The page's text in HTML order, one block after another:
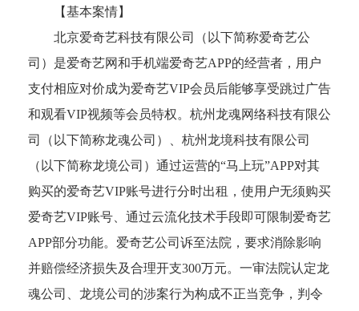
【基本案情】
北京爱奇艺科技有限公司（以下简称爱奇艺公
司）是爱奇艺网和手机端爱奇艺APP的经营者，用户
支付相应对价成为爱奇艺VIP会员后能够享受跳过广告
和观看VIP视频等会员特权。杭州龙魂网络科技有限公
司（以下简称龙魂公司）、杭州龙境科技有限公司
（以下简称龙境公司）通过运营的“马上玩”APP对其
购买的爱奇艺VIP账号进行分时出租，使用户无须购买
爱奇艺VIP账号、通过云流化技术手段即可限制爱奇艺
APP部分功能。爱奇艺公司诉至法院，要求消除影响
并赔偿经济损失及合理开支300万元。一审法院认定龙
魂公司、龙境公司的涉案行为构成不正当竞争，判令